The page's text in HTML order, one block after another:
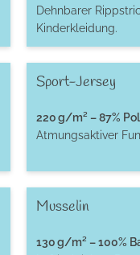
Dehnbarer
Kinderkleidung.
Sport-Jersey
220 g/m² – 87%
Atmungsaktiver
Musselin
130 g/m² – 100%